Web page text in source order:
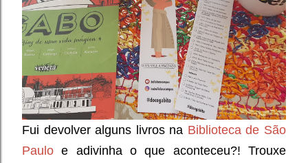
Fui devolver alguns livros na Biblioteca de São
Paulo e adivinha o que aconteceu?! Trouxe